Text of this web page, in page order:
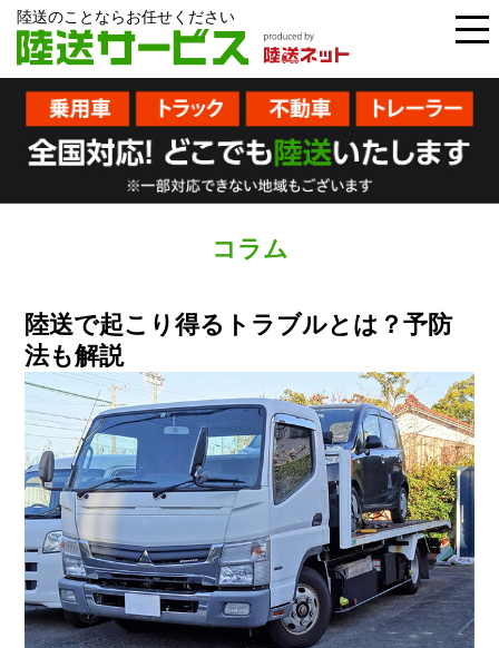
陸送のことならお任せください
コラム
陸送で起こり得るトラブルとは？予防
法も解説